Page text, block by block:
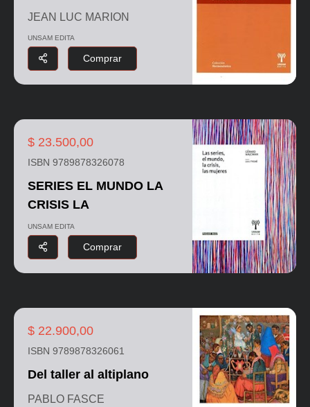
JEAN LUC MARION
UNSAM EDITA
Comprar
$ 23.500,00
ISBN 9789878326078
SERIES EL MUNDO LA
CRISIS LA
UNSAM EDITA
Comprar
$ 22.900,00
ISBN 9789878326061
Del taller al altiplano
PABLO FASCE